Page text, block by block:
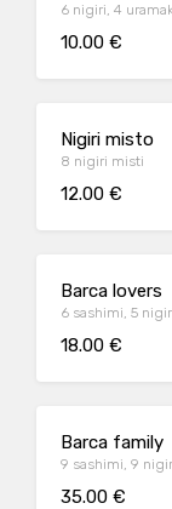
6 nigiri, 4
10.00 €
Nigiri misto
8 nigiri misti
12.00 €
Barca lovers
6 sashimi, 5
18.00 €
Barca family
9 sashimi, 9
35.00 €